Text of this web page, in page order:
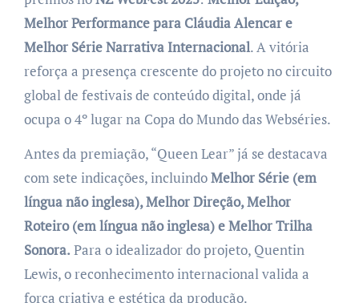
Melhor Performance para Cláudia Alencar e
Melhor Série Narrativa Internacional. A vitória
reforça a presença crescente do projeto no circuito
global de festivais de conteúdo digital, onde já
ocupa o 4º lugar na Copa do Mundo das Webséries.
Antes da premiação, “Queen Lear” já se destacava
com sete indicações, incluindoMelhor Série (em
língua não inglesa), Melhor Direção, Melhor
Roteiro (em língua não inglesa) e Melhor Trilha
Sonora. Para o idealizador do projeto, Quentin
Lewis, o reconhecimento internacional valida a
força criativa e estética da produção.